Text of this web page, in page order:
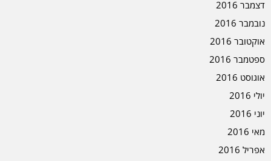
דצמבר 2016
נובמבר 2016
אוקטובר 2016
ספטמבר 2016
אוגוסט 2016
יולי 2016
יוני 2016
מאי 2016
אפריל 2016